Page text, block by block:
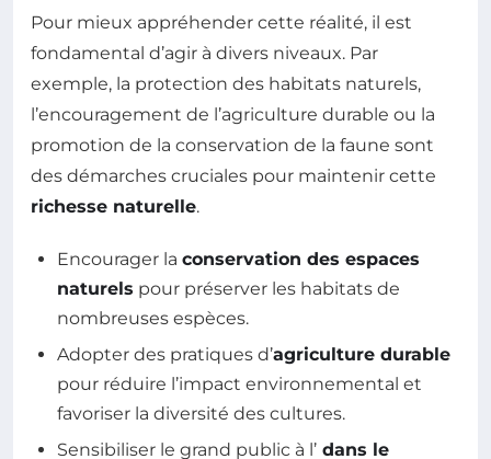
Pour mieux appréhender cette réalité, il est
fondamental d’agir à divers niveaux. Par
exemple, la protection des habitats naturels,
l’encouragement de l’agriculture durable ou la
promotion de la conservation de la faune sont
des démarches cruciales pour maintenir cette
richesse naturelle.
Encourager la conservation des espaces
naturels pour préserver les habitats de
nombreuses espèces.
Adopter des pratiques d’agriculture durable
pour réduire l’impact environnemental et
favoriser la diversité des cultures.
Sensibiliser le grand public à l’ dans le